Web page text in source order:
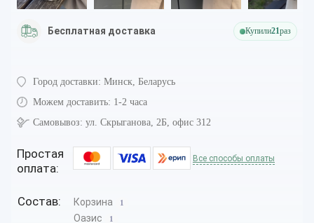
Бесплатная доставка Купили21раз
Город доставки: Минск, Беларусь
Можем доставить: 1-2 часа
Самовывоз: ул. Скрыганова, 2Б, офис 312
Простая
оплата:
Все способы оплаты
Состав: Корзина 1
Оазис 1